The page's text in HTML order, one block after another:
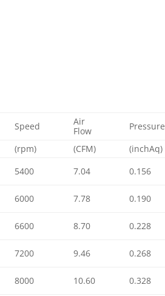
Speed
Air
Flow
Pressure
(rpm) (CFM) (inchAq)
5400 7.04 0.156
6000 7.78 0.190
6600 8.70 0.228
7200 9.46 0.268
8000 10.60 0.328